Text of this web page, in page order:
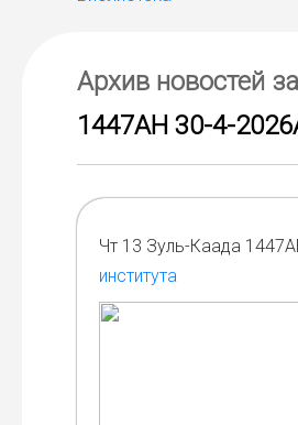
Архив новостей за
1447AH 30-4-
Чт 13 Зуль-Каада
института